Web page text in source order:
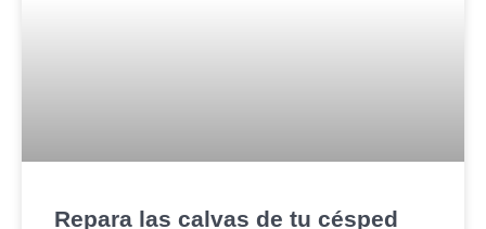
Repara las calvas de tu césped